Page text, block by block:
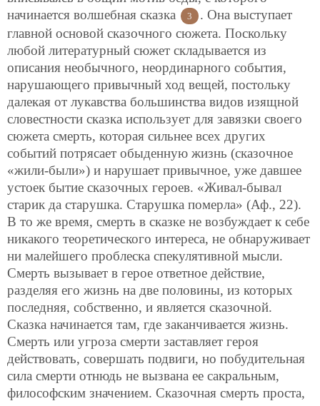
начинается волшебная сказка
3
. Она выступает
главной основой сказочного сюжета. Поскольку
любой литературный сюжет складывается из
описания необычного, неординарного события,
нарушающего привычный ход вещей, постольку
далекая от лукавства большинства видов изящной
словестности сказка использует для завязки своего
сюжета смерть, которая сильнее всех других
событий потрясает обыденную жизнь (сказочное
«жили-были») и нарушает привычное, уже давшее
устоек бытие сказочных героев. «Живал-бывал
старик да старушка. Старушка померла» (Аф., 22).
В то же время, смерть в сказке не возбуждает к себе
никакого теоретического интереса, не обнаруживает
ни малейшего проблеска спекулятивной мысли.
Смерть вызывает в герое ответное действие,
разделяя его жизнь на две половины, из которых
последняя, собственно, и является сказочной.
Сказка начинается там, где заканчивается жизнь.
Смерть или угроза смерти заставляет героя
действовать, совершать подвиги, но побудительная
сила смерти отнюдь не вызвана ее сакральным,
философским значением. Сказочная смерть проста,